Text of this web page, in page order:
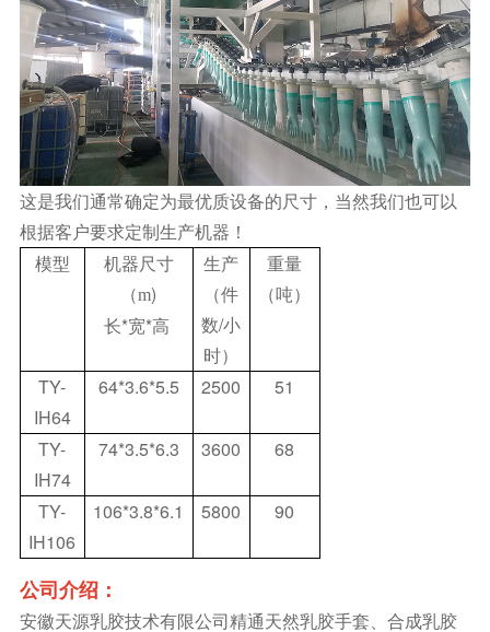
这是我们通常确定为最优质设备的尺寸，当然我们也可以
根据客户要求定制生产机器！
模型
机器尺寸
（m)
长*宽*高
生产
（件
数/小
时）
重量
（吨）
TY-
IH64
64*3.6*5.5 2500 51
TY-
IH74
74*3.5*6.3 3600 68
TY-
IH106
106*3.8*6.1 5800 90
公司介绍：
安徽天源乳胶技术有限公司精通天然乳胶手套、合成乳胶